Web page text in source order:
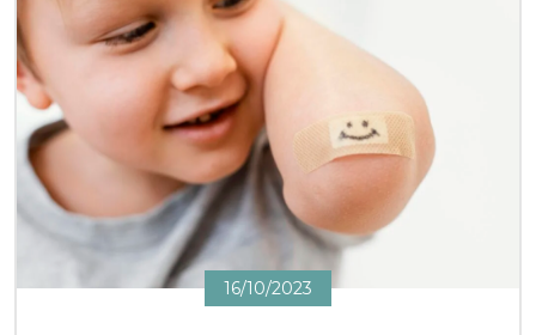
16/10/2023